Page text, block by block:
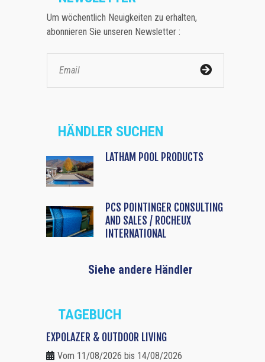
Um wöchentlich Neuigkeiten zu erhalten,
abonnieren Sie unseren Newsletter :
HÄNDLER SUCHEN
LATHAM POOL PRODUCTS
PCS POINTINGER CONSULTING
AND SALES / ROCHEUX
INTERNATIONAL
Siehe andere Händler
TAGEBUCH
EXPOLAZER & OUTDOOR LIVING
Vom 11/08/2026 bis 14/08/2026